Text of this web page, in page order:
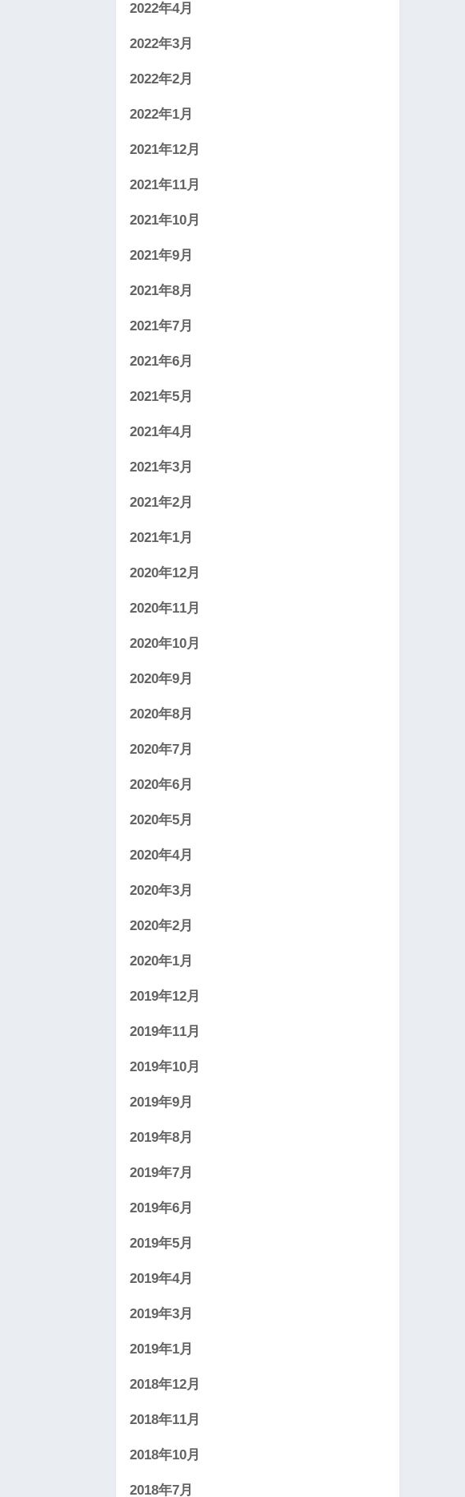
2022年4月
2022年3月
2022年2月
2022年1月
2021年12月
2021年11月
2021年10月
2021年9月
2021年8月
2021年7月
2021年6月
2021年5月
2021年4月
2021年3月
2021年2月
2021年1月
2020年12月
2020年11月
2020年10月
2020年9月
2020年8月
2020年7月
2020年6月
2020年5月
2020年4月
2020年3月
2020年2月
2020年1月
2019年12月
2019年11月
2019年10月
2019年9月
2019年8月
2019年7月
2019年6月
2019年5月
2019年4月
2019年3月
2019年1月
2018年12月
2018年11月
2018年10月
2018年7月